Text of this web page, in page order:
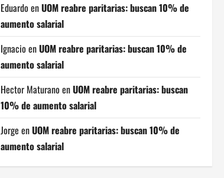
Eduardo enUOM reabre paritarias: buscan 10% de
aumento salarial
Ignacio enUOM reabre paritarias: buscan 10% de
aumento salarial
Hector Maturano enUOM reabre paritarias: buscan
10% de aumento salarial
Jorge enUOM reabre paritarias: buscan 10% de
aumento salarial